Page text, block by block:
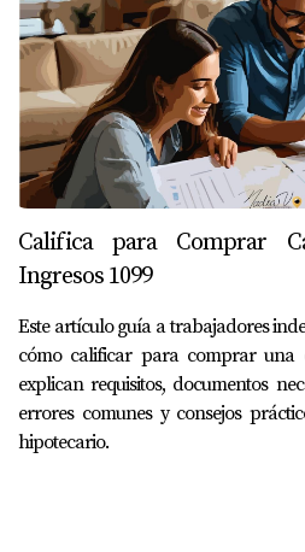
Califica para Comprar
Ingresos 1099
Este artículo guía a trabajadores
cómo calificar para comprar una
explican requisitos, documentos
errores comunes y consejos
hipotecario.